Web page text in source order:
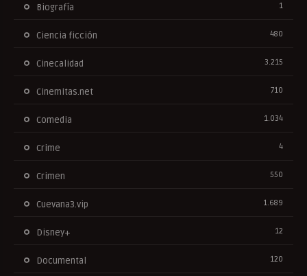
Biografía 1
Ciencia ficción 480
Cinecalidad 3.215
Cinemitas.net 710
Comedia 1.034
Crime 4
Crimen 550
Cuevana3.vip 1.689
Disney+ 12
Documental 120